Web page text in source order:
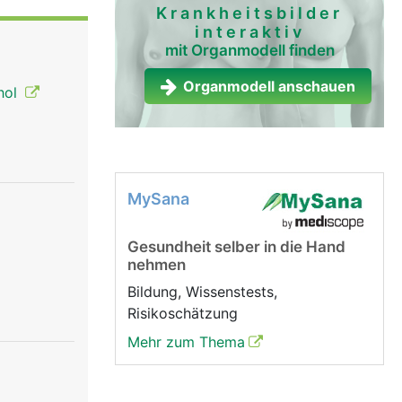
mittels
ein
wird
Krankheitsbilder
interaktiv
mit Organmodell finden
Organmodell anschauen
MySana
Gesundheit selber in die Hand
nehmen
Bildung, Wissenstests,
Risikoschätzung
Mehr zum Thema